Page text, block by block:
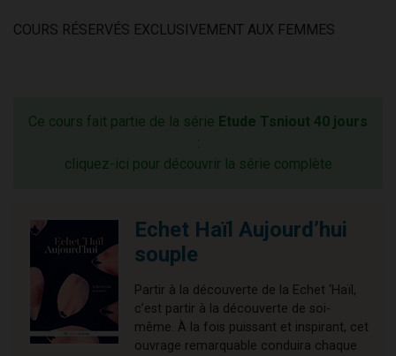
COURS RÉSERVÉS EXCLUSIVEMENT AUX FEMMES
Ce cours fait partie de la série Etude Tsniout 40 jours
:
cliquez-ici pour découvrir la série complète
Echet Haïl Aujourd’hui
souple
Partir à la découverte de la Echet ‘Haïl,
c’est partir à la découverte de soi-
même. À la fois puissant et inspirant, cet
ouvrage remarquable conduira chaque